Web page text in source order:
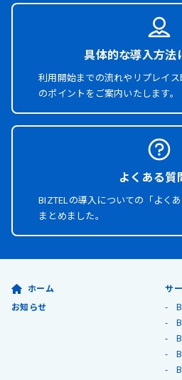
具体的な導入方法
利用開始までの流れやリプレイ
のポイントをご案内いたします。
よくある質
BIZTELの導入についての「よく
まとめました。
ホーム
お知らせ
サ